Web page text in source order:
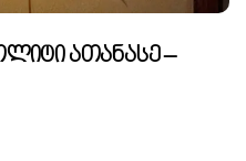
Ათანასე –